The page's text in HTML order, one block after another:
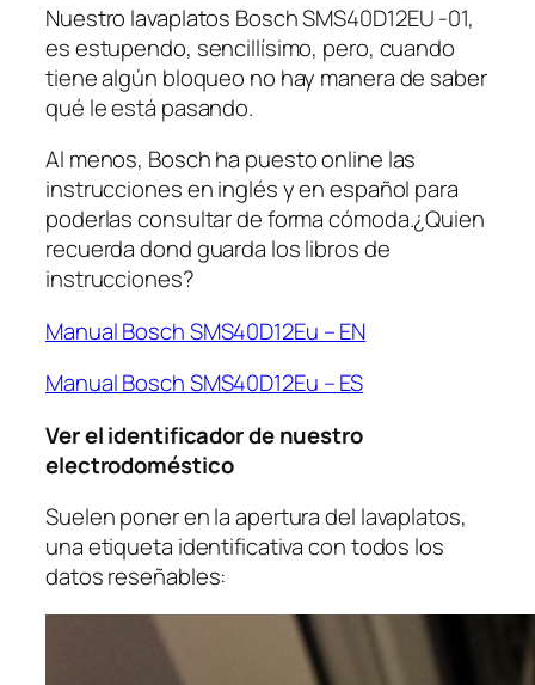
Nuestro lavaplatos Bosch SMS40D12EU -01,
es estupendo, sencillísimo, pero, cuando
tiene algún bloqueo no hay manera de saber
qué le está pasando.
Al menos, Bosch ha puesto online las
instrucciones en inglés y en español para
poderlas consultar de forma cómoda.¿Quien
recuerda dond guarda los libros de
instrucciones?
Manual Bosch SMS40D12Eu – EN
Manual Bosch SMS40D12Eu – ES
Ver el identificador de nuestro
electrodoméstico
Suelen poner en la apertura del lavaplatos,
una etiqueta identificativa con todos los
datos reseñables: